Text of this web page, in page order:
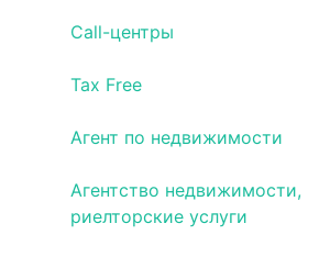
Call-центры
Tax Free
Агент по недвижимости
Агентство недвижимости,
риелторские услуги